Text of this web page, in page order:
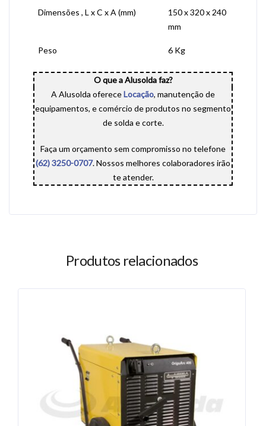
Dimensões , L x C x A (mm)
150 x 320 x 240
mm
Peso 6 Kg
O que a Alusolda faz?
A Alusolda ofereceLocação, manutenção de
equipamentos, e comércio de produtos no segmento
de solda e corte.
Faça um orçamento sem compromisso no telefone
(62) 3250-0707. Nossos melhores colaboradores irão
te atender.
Produtos relacionados